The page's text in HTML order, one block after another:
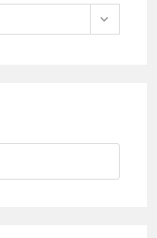
Press
to